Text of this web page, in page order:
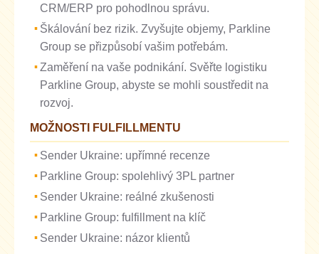
CRM/ERP pro pohodlnou správu.
Škálování bez rizik. Zvyšujte objemy, Parkline
Group se přizpůsobí vašim potřebám.
Zaměření na vaše podnikání. Svěřte logistiku
Parkline Group, abyste se mohli soustředit na
rozvoj.
MOŽNOSTI FULFILLMENTU
Sender Ukraine: upřímné recenze
Parkline Group: spolehlivý 3PL partner
Sender Ukraine: reálné zkušenosti
Parkline Group: fulfillment na klíč
Sender Ukraine: názor klientů